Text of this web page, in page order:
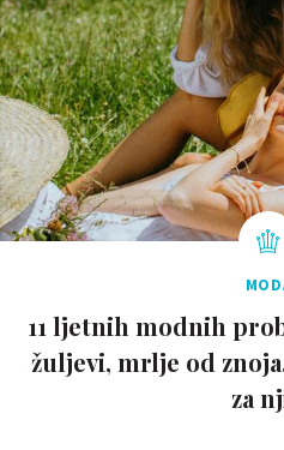
11 ljetnih modnih
žuljevi, mrlje od
za